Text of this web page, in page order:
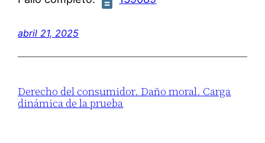
abril 21, 2025
Derecho del consumidor. Daño moral. Carga
dinámica de la prueba